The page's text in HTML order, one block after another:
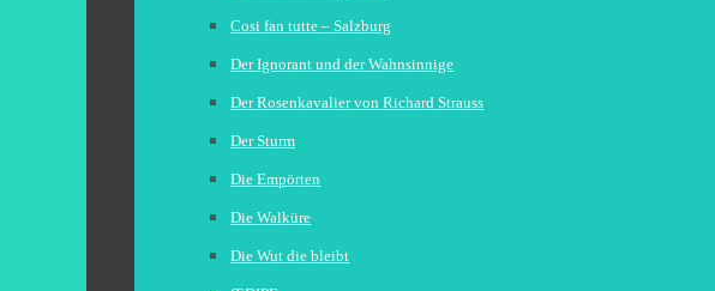
Cosi fan tutte – Salzburg
Der Ignorant und der Wahnsinnige
Der Rosenkavalier von Richard Strauss
Der Sturm
Die Empörten
Die Walküre
Die Wut die bleibt